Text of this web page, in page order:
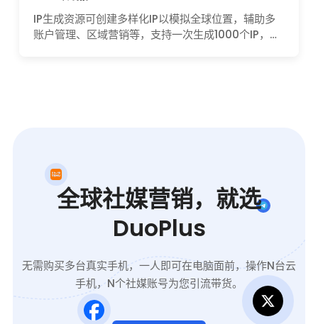
IP生成资源可创建多样化IP以模拟全球位置，辅助多
账户管理、区域营销等，支持一次生成1000个IP，确
全球社媒营销，就选
DuoPlus
无需购买多台真实手机，一人即可在电脑面前，操作N台云
手机，N个社媒账号为您引流带货。